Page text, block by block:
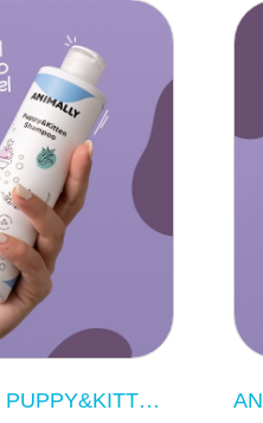
ANIMALLY PUPPY&KITTEN SHAMPOO 250ML